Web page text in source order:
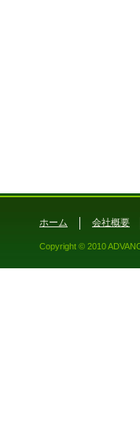
ホーム 会社概要
Copyright © 2010